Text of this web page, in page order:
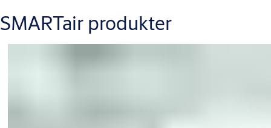
SMARTair produkter